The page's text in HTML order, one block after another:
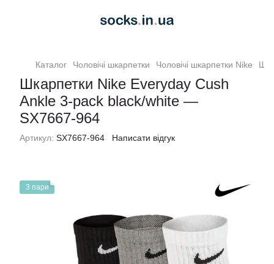
Каталог Чоловiчi шкарпетки Чоловiчi шкарпетки Nike
Шкарпетки Nike Everyday Cush
Ankle 3-pack black/white —
SX7667-964
Артикул: SX7667-964 Написати відгук
3 пари